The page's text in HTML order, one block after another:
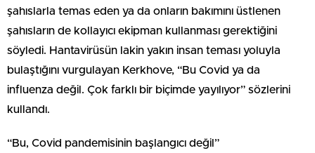
şahıslarla temas eden ya da onların bakımını üstlenen
şahısların de kollayıcı ekipman kullanması gerektiğini
söyledi. Hantavirüsün lakin yakın insan teması yoluyla
bulaştığını vurgulayan Kerkhove, “Bu Covid ya da
influenza değil. Çok farklı bir biçimde yayılıyor” sözlerini
kullandı.
“Bu, Covid pandemisinin başlangıcı değil”